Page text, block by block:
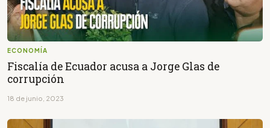
ECONOMÍA
Fiscalía de Ecuador acusa a Jorge Glas de
corrupción
18 de junio, 2023